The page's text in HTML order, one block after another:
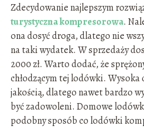
Zdecydowanie najlepszym
turystyczna kompresorowa.
ona dosyć droga, dlatego nie
na taki wydatek. W sprzedaży
2000 zł. Warto dodać, że
chłodzącym tej lodówki. Wysoka
jakością, dlatego nawet bardzo
być zadowoleni. Domowe
podobny sposób co lodówki